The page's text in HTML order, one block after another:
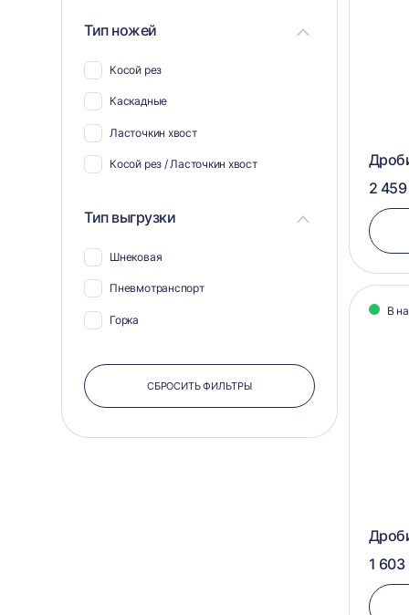
Тип ножей
Косой рез
Каскадные
Ласточкин хвост
Косой рез / Ласточкин хвост
Тип выгрузки
Шнековая
Пневмотранспорт
Горка
СБРОСИТЬ ФИЛЬТРЫ
2
В
1